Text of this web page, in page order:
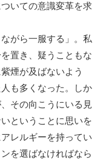
いての意識変革を求
がら一服する」。私
置き、疑うこともな
煙が及ばないよう
も多くなった。しか
その向こうにいる見
ということに思いを
レルギーを持ってい
を選ばなければなら